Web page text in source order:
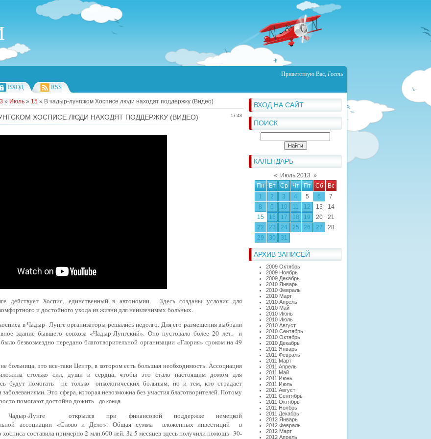
Приветствую Вас, Гость
ВХОД RSS
ВХОД НА САЙТ
ПОИСК
КАЛЕНДАРЬ
« Июль 2013 »
Пн
Вт Ср Чт Пт Сб
Вс
1
2 3 4 5 6
7
8
9 10 11 12 13
14
15
16 17 18 19 20
21
22
23 24 25 26 27
28
29
30 31
АРХИВ ЗАПИСЕЙ
2009 Октябрь
2009 Ноябрь
2009 Декабрь
2010 Январь
2010 Февраль
2010 Март
2010 Апрель
2010 Май
2010 Июнь
2010 Июль
2010 Август
2010 Сентябрь
2010 Октябрь
2010 Декабрь
2011 Январь
2011 Февраль
2011 Март
2011 Апрель
2011 Май
2011 Июнь
2011 Июль
2011 Август
2011 Сентябрь
2011 Октябрь
2011 Ноябрь
2011 Декабрь
2012 Январь
2012 Февраль
2012 Март
2012 Апрель
» Июль » 15 » В чадыр-лунгском Хосписе люди находят поддержку (Видео)
17:48
ХОСПИСЕ ЛЮДИ НАХОДЯТ ПОДДЕРЖКУ (ВИДЕО)
действует Хоспис, единственный в автономии.
Здесь созданы условия для
и достойного ухода из жизни для неизлечимых больных.
в Чадыр- Лунге организаторы решались недолго. Для его размещения выбрали
здание бывшего совхоза «Чадыр-Лунгский». Оно пустовало более 20 лет,
и
безвозмездно передано благотворительной организации «Глория» сроком на 49
больница, это все-таки Центр, в котором есть большая необходимость. Ассоциация
столько сил, души и сердца, чтобы это стало настоящим домом для
будут помогать не только
онкологических больным, но и тем, кто страдает
Это сфера, которая невозможна без участия благотворителей. Потому
помогают достойно дожить
до конца.
Лунге
открылся при финансовой поддержке немецкой
ассоциации «Слово и Дело». Общая сумма вложенных инвестиций в
хосписа составила примерно 2 млн.600 лей. За 5 месяцев здесь получили помощь 30-